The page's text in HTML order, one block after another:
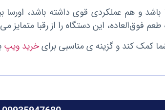
کمک کند و گزینه ی مناسبی برایخرید ویپ